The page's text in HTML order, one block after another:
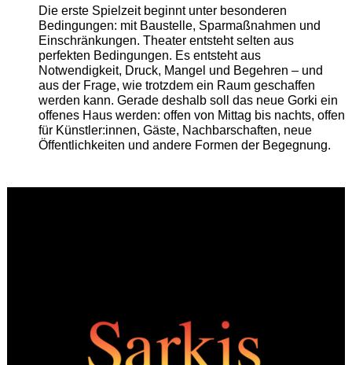
Die erste Spielzeit beginnt unter besonderen
Bedingungen: mit Baustelle, Sparmaßnahmen und
Einschränkungen. Theater entsteht selten aus
perfekten Bedingungen. Es entsteht aus
Notwendigkeit, Druck, Mangel und Begehren – und
aus der Frage, wie trotzdem ein Raum geschaffen
werden kann. Gerade deshalb soll das neue Gorki ein
offenes Haus werden: offen von Mittag bis nachts, offen
für Künstler:innen, Gäste, Nachbarschaften, neue
Öffentlichkeiten und andere Formen der Begegnung.